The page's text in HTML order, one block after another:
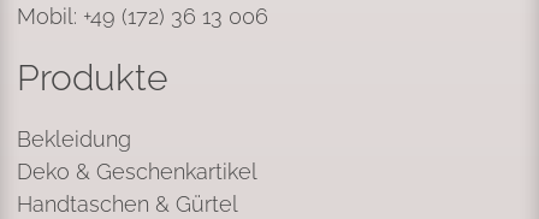
Mobil: +49 (172) 36 13 006
Produkte
Bekleidung
Deko & Geschenkartikel
Handtaschen & Gürtel